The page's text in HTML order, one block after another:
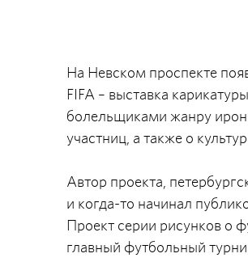
На Невском проспекте
FIFA – выставка
болельщиками жанру
участниц, а также о
Автор проекта,
и когда-то начинал
Проект серии рисунков о
главный футбольный